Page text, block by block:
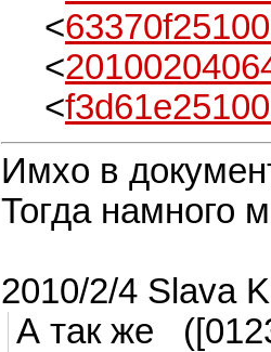
<
<
<
Имхо в
Тогда намного
2010/2/4 Slava
А так же